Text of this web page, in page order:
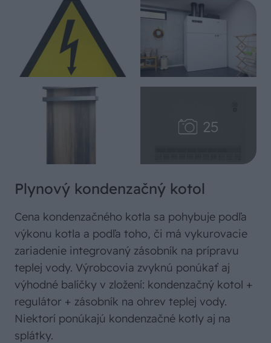
Plynový kondenzačný kotol
Cena kondenzačného kotla sa pohybuje podľa
výkonu kotla a podľa toho, či má vykurovacie
zariadenie integrovaný zásobník na prípravu
teplej vody. Výrobcovia zvyknú ponúkať aj
výhodné balíčky v zložení: kondenzačný kotol +
regulátor + zásobník na ohrev teplej vody.
Niektorí ponúkajú kondenzačné kotly aj na
splátky.